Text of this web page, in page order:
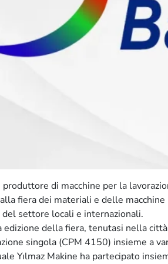
produttore di macchine per la
fiera dei materiali e delle
settore locali e internazionali.
della fiera, tenutasi nella
singola (CPM 4150) insieme a
Yılmaz Makine ha partecipato